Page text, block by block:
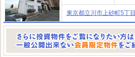
東京都立川市上砂町5丁目